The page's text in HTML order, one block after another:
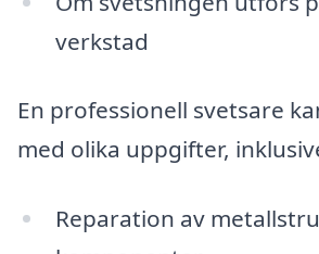
verkstad
En professionell svetsare
med olika uppgifter,
Reparation av